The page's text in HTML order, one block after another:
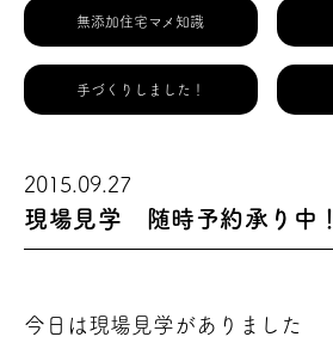
無添加住宅マメ知識
手づくりしました！
2015.09.27
現場見学 随時予約承り中！
今日は現場見学がありました